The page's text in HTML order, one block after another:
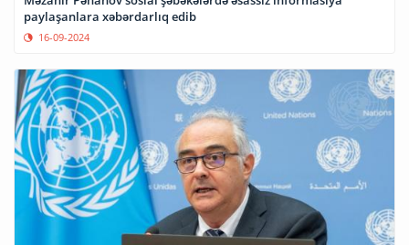
paylaşanlara xəbərdarlıq edib
16-09-2024